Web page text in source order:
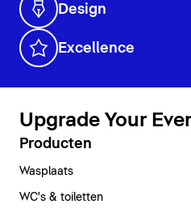
Design
Excellence
Upgrade Your
Producten
Wasplaats
WC's & toiletten